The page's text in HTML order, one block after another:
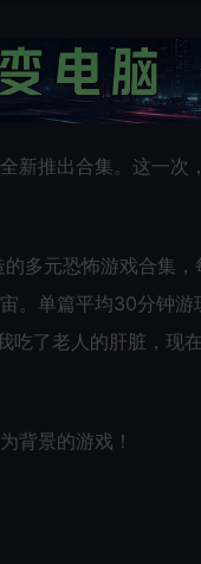
新推出合集。这一次
元恐怖游戏合集，
。单篇平均30分钟
吃了老人的肝脏，现
背景的游戏！